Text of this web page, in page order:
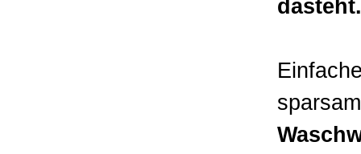
dasteht.